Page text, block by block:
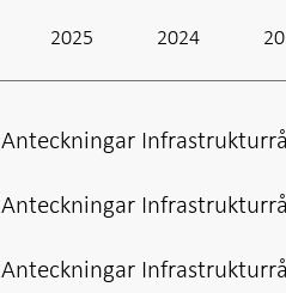
2025 2024
Anteckningar
Anteckningar
Anteckningar